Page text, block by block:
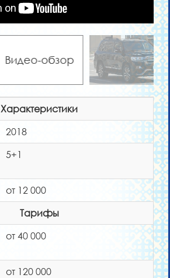
Видео-обзор
Характеристики
2018
5+1
от 12 000
Тарифы
от 40 000
от 120 000